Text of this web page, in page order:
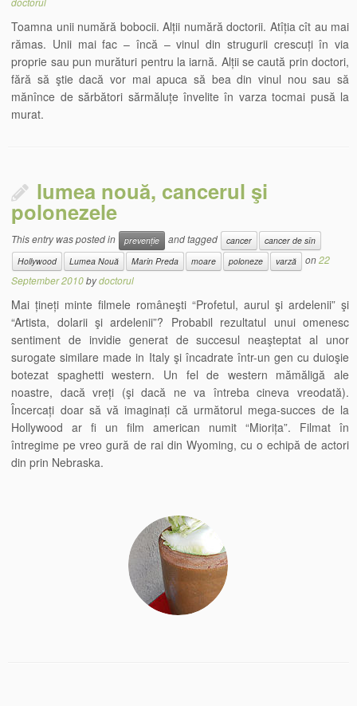
Toamna unii numără bobocii. Alții numără doctorii. Atîția cît au mai
rămas. Unii mai fac – încă – vinul din strugurii crescuți în via
proprie sau pun murături pentru la iarnă. Alții se caută prin doctori,
fără să ştie dacă vor mai apuca să bea din vinul nou sau să
mănînce de sărbători sărmăluțe învelite în varza tocmai pusă la
murat.
lumea nouă, cancerul şi
polonezele
This entry was posted in prevenție and tagged cancer
cancer de sîn
Hollywood
Lumea Nouă Marin Preda moare poloneze varză on22
September 2010bydoctorul
Mai țineți minte filmele româneşti “Profetul, aurul şi ardelenii” şi
“Artista, dolarii şi ardelenii”? Probabil rezultatul unui omenesc
sentiment de invidie generat de succesul neaşteptat al unor
surogate similare made in Italy şi încadrate într-un gen cu duioşie
botezat spaghetti western. Un fel de western mămăligă ale
noastre, dacă vreți (şi dacă ne va întreba cineva vreodată).
Încercați doar să vă imaginați că următorul mega-succes de la
Hollywood ar fi un film american numit “Miorița”. Filmat în
întregime pe vreo gură de rai din Wyoming, cu o echipă de actori
din prin Nebraska.